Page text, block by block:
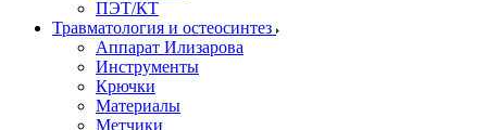
ПЭТ/КТ
Травматология и остеосинтез
Аппарат Илизарова
Инструменты
Крючки
Материалы
Метчики